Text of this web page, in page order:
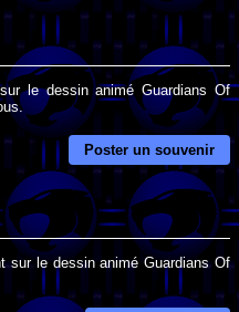
le dessin animé Guardians Of
Poster un souvenir
sur le dessin animé Guardians Of